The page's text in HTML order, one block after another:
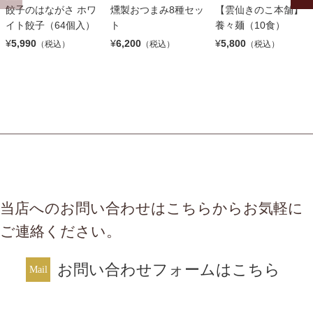
餃子のはながさ ホワ
イト餃子（64個入）
¥5,990 （税込）
燻製おつまみ8種セッ
ト
¥6,200 （税込）
【雲仙きのこ本舗】
養々麺（10食）
¥5,800 （税込）
当店へのお問い合わせはこちらからお気軽に
ご連絡ください。
お問い合わせフォームはこちら